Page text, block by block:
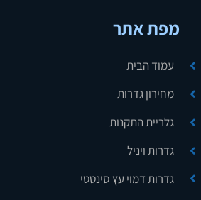
מפת אתר
עמוד הבית
מחירון גדרות
גלריית התקנות
גדרות ויניל
גדרות דמוי עץ סינטטי